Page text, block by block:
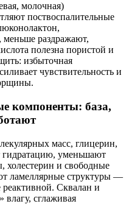
молочная)
поствоспалительные
меньше раздражают,
полезна пористой и
избыточная
чувствительность и
компоненты: база,
масс, глицерин,
гидратацию, уменьшают
холестерин и свободные
ламеллярные структуры —
реактивной. Сквалан и
влагу, сглаживая